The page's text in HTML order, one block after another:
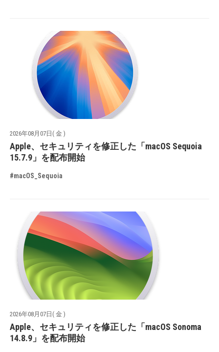
2026年08月07日( 金 )
Apple、セキュリティを修正した「macOS Sequoia
15.7.9」を配布開始
#macOS_Sequoia
2026年08月07日( 金 )
Apple、セキュリティを修正した「macOS Sonoma
14.8.9」を配布開始